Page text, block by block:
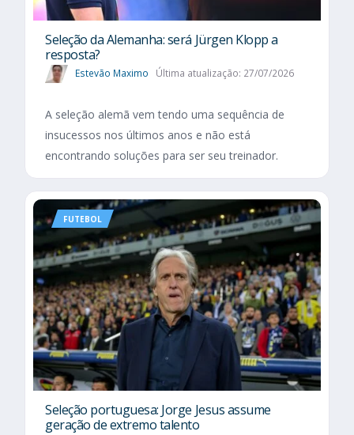
Seleção da Alemanha: será Jürgen Klopp a
resposta?
Estevão Maximo Última atualização: 27/07/2026
A seleção alemã vem tendo uma sequência de
insucessos nos últimos anos e não está
encontrando soluções para ser seu treinador.
FUTEBOL
Seleção portuguesa: Jorge Jesus assume
geração de extremo talento